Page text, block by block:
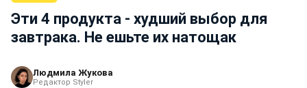
Эти 4 продукта - худший выбор для
завтрака. Не ешьте их натощак
Людмила Жукова
Редактор Styler